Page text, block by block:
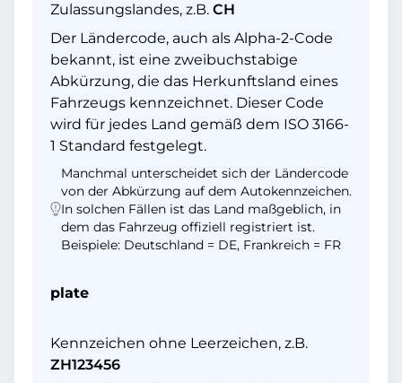
Zulassungslandes, z.B. CH
Der Ländercode, auch als Alpha-2-Code
bekannt, ist eine zweibuchstabige
Abkürzung, die das Herkunftsland eines
Fahrzeugs kennzeichnet. Dieser Code
wird für jedes Land gemäß dem ISO 3166-
1 Standard festgelegt.
Manchmal unterscheidet sich der Ländercode
von der Abkürzung auf dem Autokennzeichen.
In solchen Fällen ist das Land maßgeblich, in
dem das Fahrzeug offiziell registriert ist.
Beispiele: Deutschland = DE, Frankreich = FR
plate
Kennzeichen ohne Leerzeichen, z.B.
ZH123456